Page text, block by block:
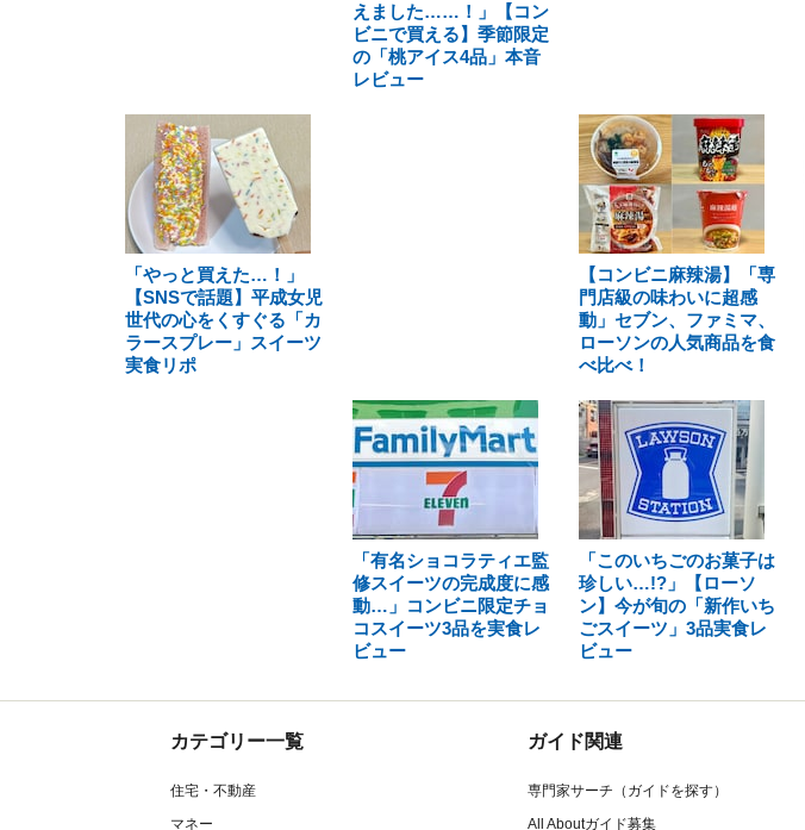
えました……！」【コン
ビニで買える】季節限定
の「桃アイス4品」本音
レビュー
「やっと買えた…！」
【SNSで話題】平成女児
世代の心をくすぐる「カ
ラースプレー」スイーツ
実食リポ
【コンビニ麻辣湯】「専
門店級の味わいに超感
動」セブン、ファミマ、
ローソンの人気商品を食
べ比べ！
「有名ショコラティエ監
修スイーツの完成度に感
動…」コンビニ限定チョ
コスイーツ3品を実食レ
ビュー
「このいちごのお菓子は
珍しい…!?」【ローソ
ン】今が旬の「新作いち
ごスイーツ」3品実食レ
ビュー
カテゴリー一覧
住宅・不動産
マネー
ガイド関連
専門家サーチ（ガイドを探す）
All Aboutガイド募集